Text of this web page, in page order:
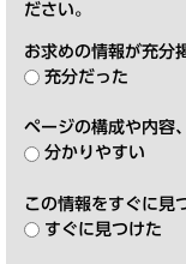
ださい。
お求めの情報が充分
充分だった
ページの構成や内容
分かりやすい
この情報をすぐに見
すぐに見つけた